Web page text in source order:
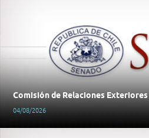
Comisión de Relaciones Exteriores
04/08/2026